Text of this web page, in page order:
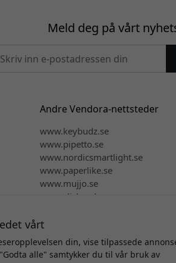
Meld deg på vårt
Andre Vendora-nettsteder
www.keybudz.se
www.pipetto.se
www.nordicsmartlight.se
www.paperlike.se
www.mujjo.se
www.clickandgrow.se
vårt
din, vise tilpassede
alle" samtykker du til vår bruk av